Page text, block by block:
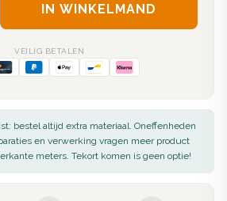
IN WINKELMAND
VEILIG BETALEN
bestel altijd extra materiaal. Oneffenheden
en verwerking vragen meer product
meters. Tekort komen is geen optie!